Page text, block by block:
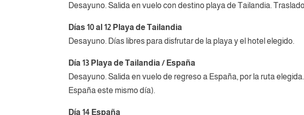
Desayuno. Salida en vuelo con destino playa de Tailandia.
Días 10 al 12 Playa de Tailandia
Desayuno. Días libres para disfrutar de la playa y el hotel elegido.
Día 13 Playa de Tailandia / España
Desayuno. Salida en vuelo de regreso a España, por la ruta
España este mismo día).
Día 14 España